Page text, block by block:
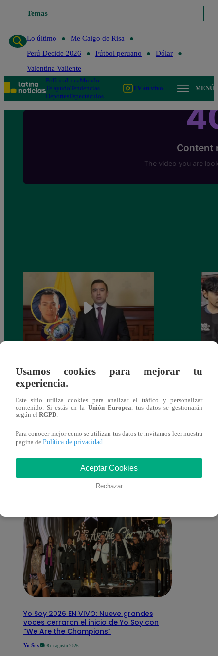
Temas
Lo último
Me Caigo de Risa
Perú Decide 2026
Fútbol peruano
Dólar
Valentina Valiente
PolíticaLimaMundo
Te ayudoTendencias
DeportesEspectáculos
TV en vivo MENÚ
Ecuador de ordenar el asesinato de
Fernando Villavicencio
Lima
También te puede
interesar
Yo Soy 2026 EN VIVO: Nueve grandes
voces cerraron el inicio de Yo Soy con
“We Are the Champions”
Yo Soy 08 de agosto 2026
Usamos cookies para mejorar tu
experiencia.
Este sitio utiliza cookies para analizar el tráfico y personalizar
contenido. Si estás en la Unión Europea , tus datos se gestionarán
según el RGPD
Para conocer mejor como se utilizan tus datos te invitamos leer nuestra
pagina de Política de privacidad
Aceptar Cookies
Rechazar